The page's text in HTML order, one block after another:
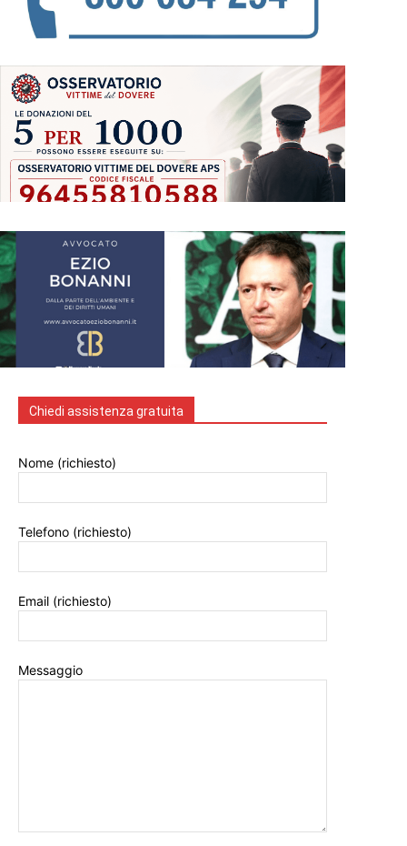
Chiedi assistenza gratuita
Nome (richiesto)
Telefono (richiesto)
Email (richiesto)
Messaggio